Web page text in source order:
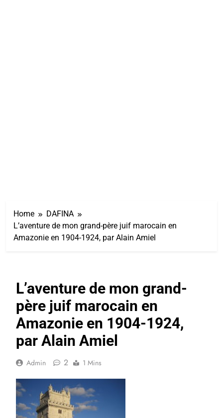
Home
DAFINA
L’aventure de mon grand-père juif marocain en
Amazonie en 1904-1924, par Alain Amiel
L’aventure de mon grand-
père juif marocain en
Amazonie en 1904-1924,
par Alain Amiel
Admin 2 1 Mins